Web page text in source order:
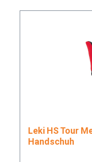
Leki HS Tour Mezza V Plus Glove
Handschuh